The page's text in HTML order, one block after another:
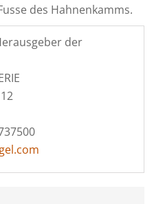
des Hahnenkamms.
der